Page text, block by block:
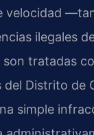
velocidad
ilegales
tratadas
del Distrito de
simple